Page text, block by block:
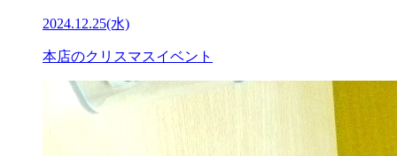
2024.12.25(水)
本店のクリスマスイベント